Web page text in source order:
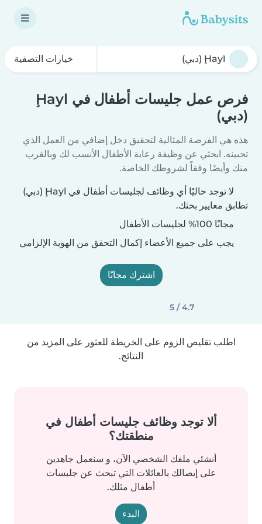
خيارات التصفية
فرص عمل جليسات أطفال في Ḩayl
(دبي)
هذه هي الفرصة المثالية لتحقيق دخل إضافي من العمل الذي
تحبينه. ابحثي عن وظيفة رعاية الأطفال الأنسب لك وبالقرب
منك وأيضًا وفقاً لشروطك الخاصة.
لا توجد حاليًا أي وظائف لجليسات أطفال في Ḩayl (دبي)
تطابق معايير بحثك.
مجانًا 100% لجليسات الأطفال
يجب على جميع الأعضاء إكمال التحقق من الهوية الإلزامي
اشترك مجانًا
4.7 / 5
اطلب تقليص الزوم على الخريطة للعثور على المزيد من
النتائج.
ألا توجد وظائف جليسات أطفال في
منطقتك؟
أنشئي ملفك الشخصي الآن، و سنعمل جاهدين
على إيصالك بالعائلات التي تبحث عن جليسات
أطفال مثلك.
البدء